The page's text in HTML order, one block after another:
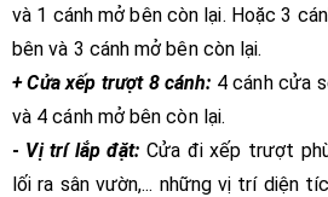
và 1 cánh mở bên còn lại. Hoặc 3
bên và 3 cánh mở bên còn lại.
+ Cửa xếp trượt 8 cánh: 4 cánh cửa
và 4 cánh mở bên còn lại.
- Vị trí lắp đặt: Cửa đi xếp trượt
lối ra sân vườn,... những vị trí diện